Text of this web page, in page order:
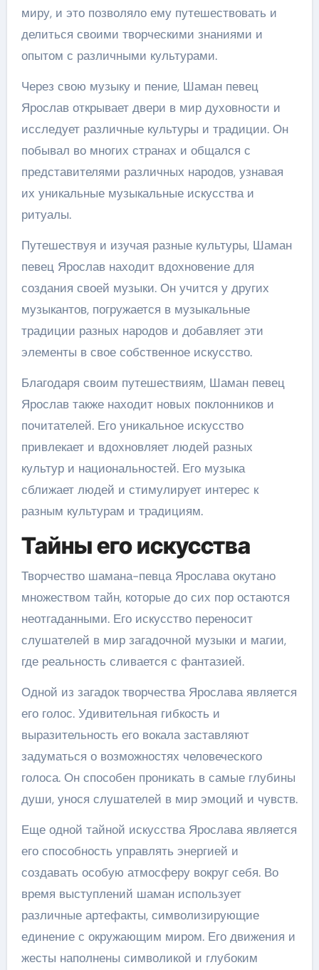
миру, и это позволяло ему путешествовать и
делиться своими творческими знаниями и
опытом с различными культурами.
Через свою музыку и пение, Шаман певец
Ярослав открывает двери в мир духовности и
исследует различные культуры и традиции. Он
побывал во многих странах и общался с
представителями различных народов, узнавая
их уникальные музыкальные искусства и
ритуалы.
Путешествуя и изучая разные культуры, Шаман
певец Ярослав находит вдохновение для
создания своей музыки. Он учится у других
музыкантов, погружается в музыкальные
традиции разных народов и добавляет эти
элементы в свое собственное искусство.
Благодаря своим путешествиям, Шаман певец
Ярослав также находит новых поклонников и
почитателей. Его уникальное искусство
привлекает и вдохновляет людей разных
культур и национальностей. Его музыка
сближает людей и стимулирует интерес к
разным культурам и традициям.
Тайны его искусства
Творчество шамана-певца Ярослава окутано
множеством тайн, которые до сих пор остаются
неотгаданными. Его искусство переносит
слушателей в мир загадочной музыки и магии,
где реальность сливается с фантазией.
Одной из загадок творчества Ярослава является
его голос. Удивительная гибкость и
выразительность его вокала заставляют
задуматься о возможностях человеческого
голоса. Он способен проникать в самые глубины
души, унося слушателей в мир эмоций и чувств.
Еще одной тайной искусства Ярослава является
его способность управлять энергией и
создавать особую атмосферу вокруг себя. Во
время выступлений шаман использует
различные артефакты, символизирующие
единение с окружающим миром. Его движения и
жесты наполнены символикой и глубоким